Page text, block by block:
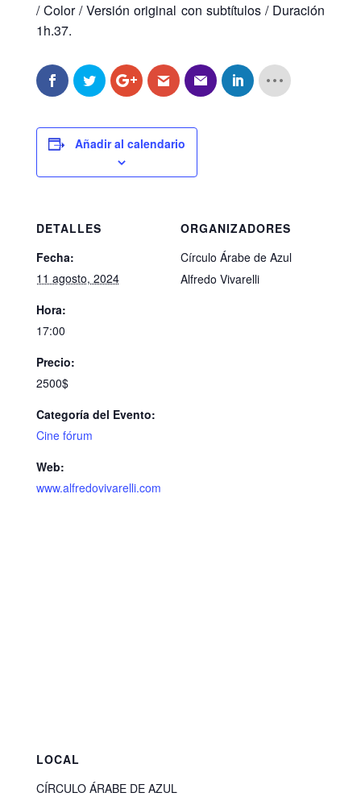
/ Color / Versión original con subtítulos / Duración
1h.37.
Añadir al calendario
DETALLES
Fecha:
11 agosto, 2024
Hora:
17:00
Precio:
2500$
Categoría del Evento:
Cine fórum
Web:
www.alfredovivarelli.com
ORGANIZADORES
Círculo Árabe de Azul
Alfredo Vivarelli
LOCAL
CÍRCULO ÁRABE DE AZUL